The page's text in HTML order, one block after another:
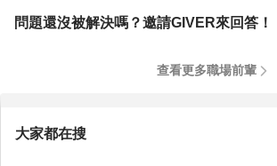
問題還沒被解決嗎？邀請GIVER來回答！
查看更多職場前輩
大家都在搜